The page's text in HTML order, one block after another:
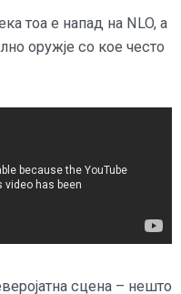
тоа е напад на NLO, а
оружје со кое често
сцена – нешто